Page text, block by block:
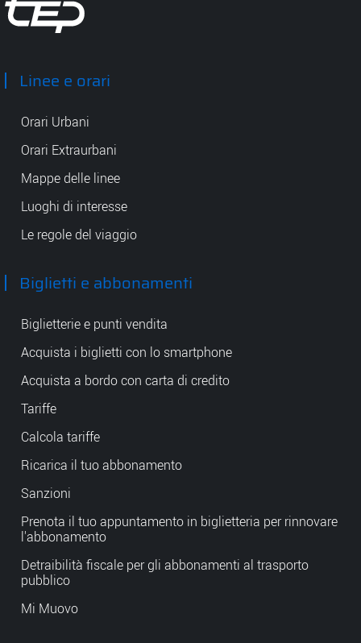
Linee e orari
Orari Urbani
Orari Extraurbani
Mappe delle linee
Luoghi di interesse
Le regole del viaggio
Biglietti e abbonamenti
Biglietterie e punti vendita
Acquista i biglietti con lo smartphone
Acquista a bordo con carta di credito
Tariffe
Calcola tariffe
Ricarica il tuo abbonamento
Sanzioni
Prenota il tuo appuntamento in biglietteria per rinnovare
l'abbonamento
Detraibilità fiscale per gli abbonamenti al trasporto
pubblico
Mi Muovo